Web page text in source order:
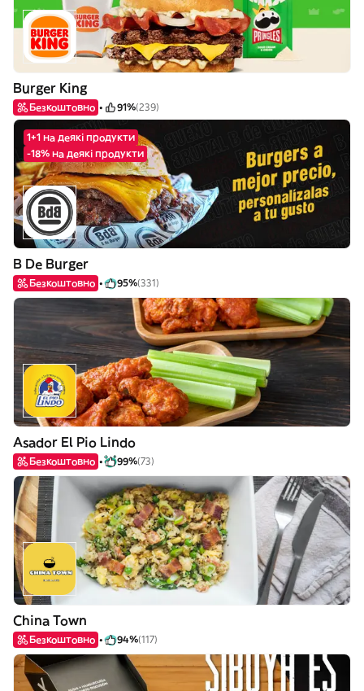
Burger King
Безкоштовно 91%(239)
1+1 на деякі продукти
-18% на деякі продукти
B De Burger
Безкоштовно 95%(331)
Asador El Pio Lindo
Безкоштовно 99%(73)
China Town
Безкоштовно 94%(117)